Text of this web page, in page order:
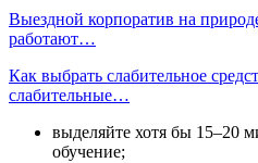
Выездной корпоратив на
работают…
Как выбрать слабительное
слабительные…
выделяйте хотя бы 15–20
обучение;